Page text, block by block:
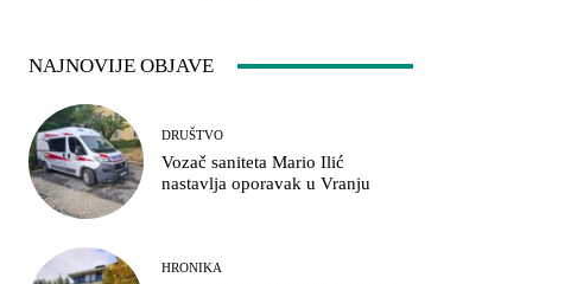
NAJNOVIJE OBJAVE
DRUŠTVO
Vozač saniteta Mario Ilić
nastavlja oporavak u Vranju
HRONIKA